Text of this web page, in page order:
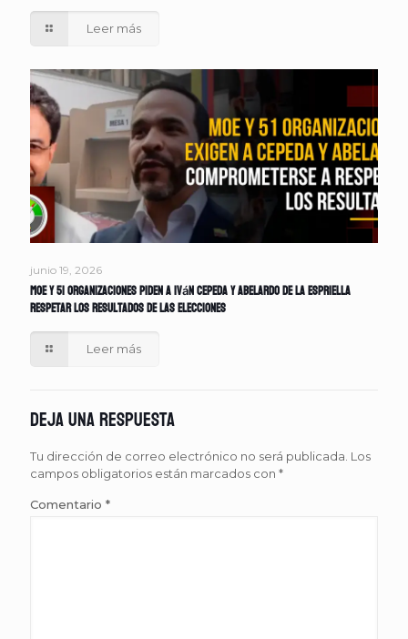
Leer más
junio 19, 2026
MOE y 51 organizaciones piden a Iván Cepeda y Abelardo de la Espriella
respetar los resultados de las elecciones
Leer más
Deja una respuesta
Tu dirección de correo electrónico no será publicada. Los
campos obligatorios están marcados con *
Comentario *